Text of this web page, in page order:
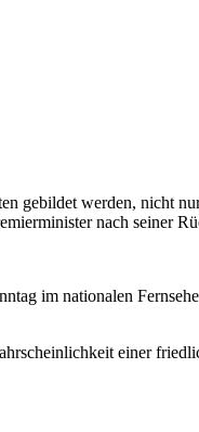
gebildet werden, nicht
nach seiner
im nationalen
einer